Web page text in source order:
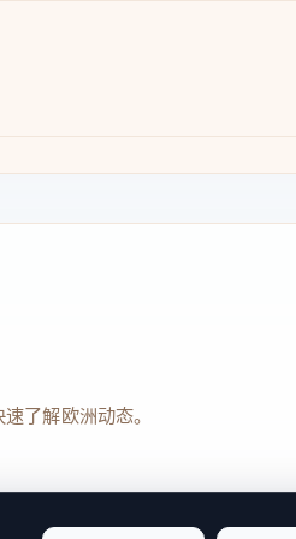
了解欧洲动态。